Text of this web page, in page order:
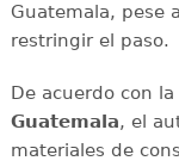
Guatemala, pese
restringir el paso.
De acuerdo con la
Guatemala, el
materiales de